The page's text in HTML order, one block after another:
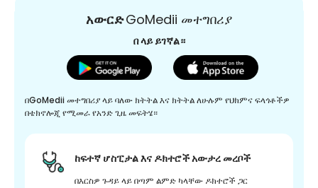
አውርድGoMedii መተግበሪያ
በ ላይ ይገኛል።
በGoMedii መተግበሪያ ላይ ባለው ክትትል እና ክትትል ለሁሉም የህክምና ፍላጎቶችዎ
በቴክኖሎጂ የሚመራ የአንድ ጊዜ መፍትሄ።
ከፍተኛ ሆስፒታል እና ዶክተሮች አውታረ መረቦች
በእርስዎ ጉዳይ ላይ በጣም ልምድ ካላቸው ዶክተሮች ጋር